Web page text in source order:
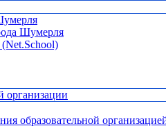
Шумерля
организации
образовательной